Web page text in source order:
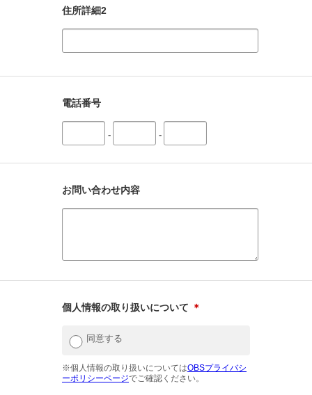
住所詳細2
電話番号
- -
お問い合わせ内容
個人情報の取り扱いについて ＊
同意する
※個人情報の取り扱いについてはOBSプライバシ
ーポリシーページでご確認ください。